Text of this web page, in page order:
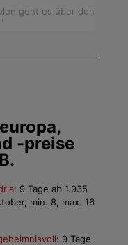
geht es über den
-preise
: 9 Tage ab 1.935
min. 8, max. 16
: 9 Tage